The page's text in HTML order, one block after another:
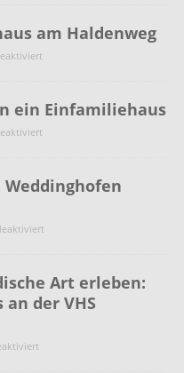
am Haldenweg
ein Einfamiliehaus
Art erleben:
der VHS